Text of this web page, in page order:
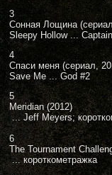
3
Сонная Лощина
Sleepy Hollow ...
4
Спаси меня (сериал,
Save Me ... God #2
5
Meridian (2012)
... Jeff Meyers;
6
The Tournament
... короткометражка